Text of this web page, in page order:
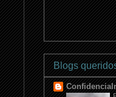
Blogs